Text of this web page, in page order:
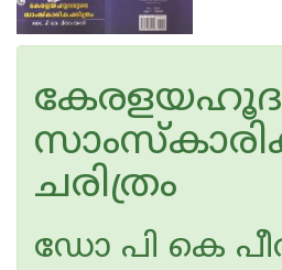
ചരിത്രം
ഡോ പി കെ